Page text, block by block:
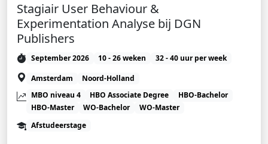
Stagiair User Behaviour &
Experimentation Analyse bij DGN
Publishers
September 2026 10 - 26 weken
32 - 40 uur per week
Amsterdam
Noord-Holland
MBO niveau 4
HBO Associate Degree
HBO-Bachelor
HBO-Master
WO-Bachelor
WO-Master
Afstudeerstage